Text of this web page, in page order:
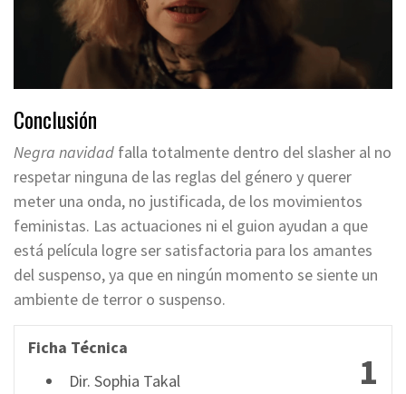
Conclusión
Negra navidad falla totalmente dentro del slasher al no
respetar ninguna de las reglas del género y querer
meter una onda, no justificada, de los movimientos
feministas. Las actuaciones ni el guion ayudan a que
está película logre ser satisfactoria para los amantes
del suspenso, ya que en ningún momento se siente un
ambiente de terror o suspenso.
1
Ficha Técnica
Dir. Sophia Takal